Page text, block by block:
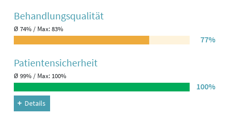
Behandlungs­qualität
Ø 74% / Max: 83%
77%
Patienten­sicherheit
Ø 99% / Max: 100%
100%
Details